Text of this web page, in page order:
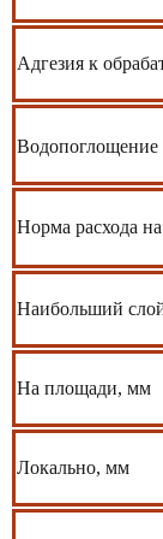
Адгезия к
Водопоглощение
Норма расхода
Наибольший
На площади, мм
Локально, мм